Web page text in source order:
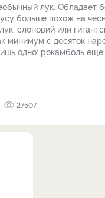
лук. Обладает
больше похож на
слоновий или
минимум с десяток
одно: рокамболь еще ...
27507